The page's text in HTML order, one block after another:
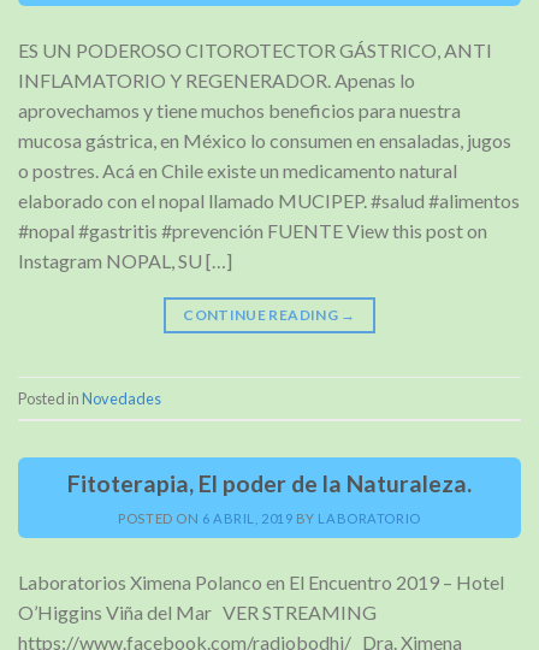
ES UN PODEROSO CITOROTECTOR GÁSTRICO, ANTI
INFLAMATORIO Y REGENERADOR. Apenas lo
aprovechamos y tiene muchos beneficios para nuestra
mucosa gástrica, en México lo consumen en ensaladas, jugos
o postres. Acá en Chile existe un medicamento natural
elaborado con el nopal llamado MUCIPEP. #salud #alimentos
#nopal #gastritis #prevención FUENTE View this post on
Instagram NOPAL, SU […]
CONTINUE READING →
Posted inNovedades
Fitoterapia, El poder de la Naturaleza.
POSTED ON 6 ABRIL, 2019 BY LABORATORIO
Laboratorios Ximena Polanco en El Encuentro 2019 – Hotel
O’Higgins Viña del Mar VER STREAMING
https://www.facebook.com/radiobodhi/ Dra. Ximena